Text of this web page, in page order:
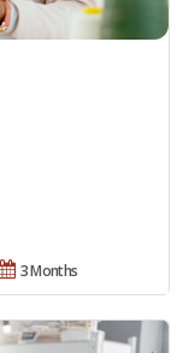
3 Months